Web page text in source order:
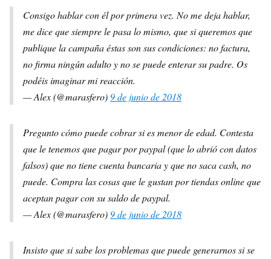
Consigo hablar con él por primera vez. No me deja hablar,
me dice que siempre le pasa lo mismo, que si queremos que
publique la campaña éstas son sus condiciones: no factura,
no firma ningún adulto y no se puede enterar su padre. Os
podéis imaginar mi reacción.
— Alex (@marasfero) 9 de junio de 2018
Pregunto cómo puede cobrar si es menor de edad. Contesta
que le tenemos que pagar por paypal (que lo abrió con datos
falsos) que no tiene cuenta bancaria y que no saca cash, no
puede. Compra las cosas que le gustan por tiendas online que
aceptan pagar con su saldo de paypal.
— Alex (@marasfero) 9 de junio de 2018
Insisto que si sabe los problemas que puede generarnos si se